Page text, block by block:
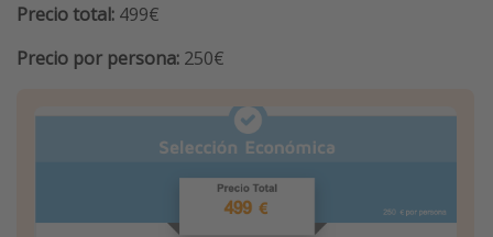
Precio total: 499€
Precio por persona: 250€